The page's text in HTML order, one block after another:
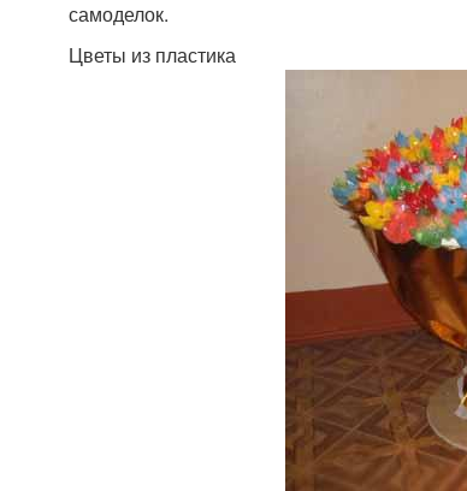
самоделок.
Цветы из пластика